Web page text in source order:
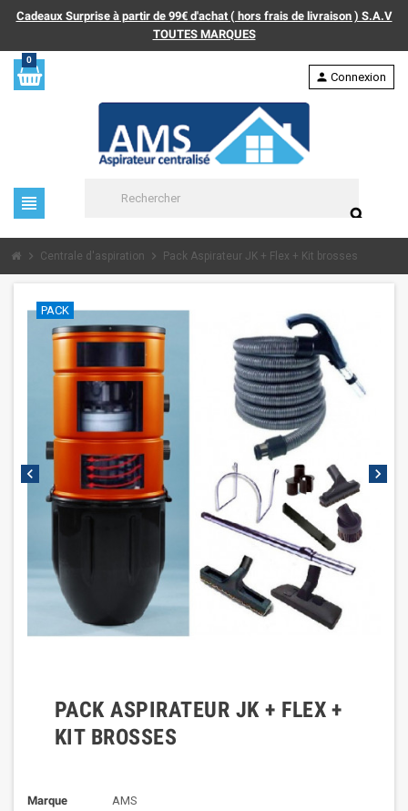
Cadeaux Surprise à partir de 99€ d'achat ( hors frais de livraison ) S.A.V
TOUTES MARQUES
0
view_headline
search
person Connexion
chevron_right Centrale d'aspiration chevron_right Pack Aspirateur JK + Flex + Kit brosses
chevron_left chevron_right
PACK
PACK ASPIRATEUR JK + FLEX +
KIT BROSSES
Marque
AMS